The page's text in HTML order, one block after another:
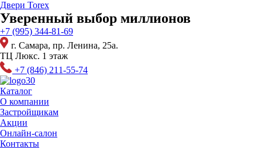
Перейти
к
содержимому
Двери Torex
Уверенный выбор миллионов
+7 (995) 344-81-69
г. Самара, пр. Ленина, 25а.
ТЦ Люкс. 1 этаж
+7 (846) 211-55-74
Каталог
О компании
Застройщикам
Акции
Онлайн-салон
Контакты